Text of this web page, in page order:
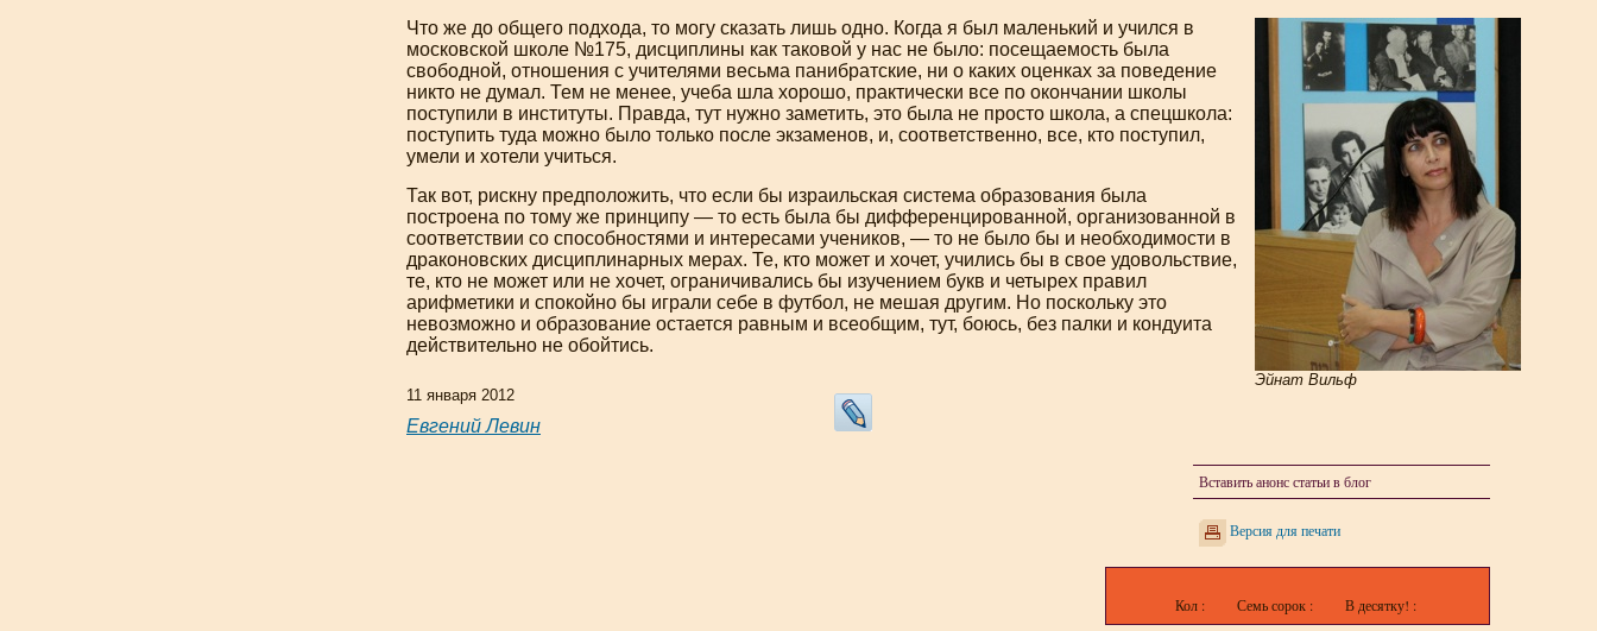
Эйнат Вильф
Что же до общего подхода, то могу сказать лишь одно. Когда я был маленький и учился в
московской школе №175, дисциплины как таковой у нас не было: посещаемость была
свободной, отношения с учителями весьма панибратские, ни о каких оценках за поведение
никто не думал. Тем не менее, учеба шла хорошо, практически все по окончании школы
поступили в институты. Правда, тут нужно заметить, это была не просто школа, а спецшкола:
поступить туда можно было только после экзаменов, и, соответственно, все, кто поступил,
умели и хотели учиться.
Так вот, рискну предположить, что если бы израильская система образования была
построена по тому же принципу — то есть была бы дифференцированной, организованной в
соответствии со способностями и интересами учеников, — то не было бы и необходимости в
драконовских дисциплинарных мерах. Те, кто может и хочет, учились бы в свое удовольствие,
те, кто не может или не хочет, ограничивались бы изучением букв и четырех правил
арифметики и спокойно бы играли себе в футбол, не мешая другим. Но поскольку это
невозможно и образование остается равным и всеобщим, тут, боюсь, без палки и кондуита
действительно не обойтись.
Вставить анонс статьи в блог
Версия для печати
Кол : Семь сорок : В десятку! :
11 января 2012
Евгений Левин